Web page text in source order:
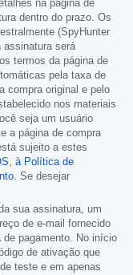
na página de
dentro do prazo. Os
(SpyHunter
assinatura será
termos da página de
pela taxa de
compra original e pelo
nos materiais
seja um usuário
a página de compra
sujeito a estes
, à Política de
. Se desejar
sua assinatura, um
de e-mail fornecido
pagamento. No início
de ativação que
teste e em apenas